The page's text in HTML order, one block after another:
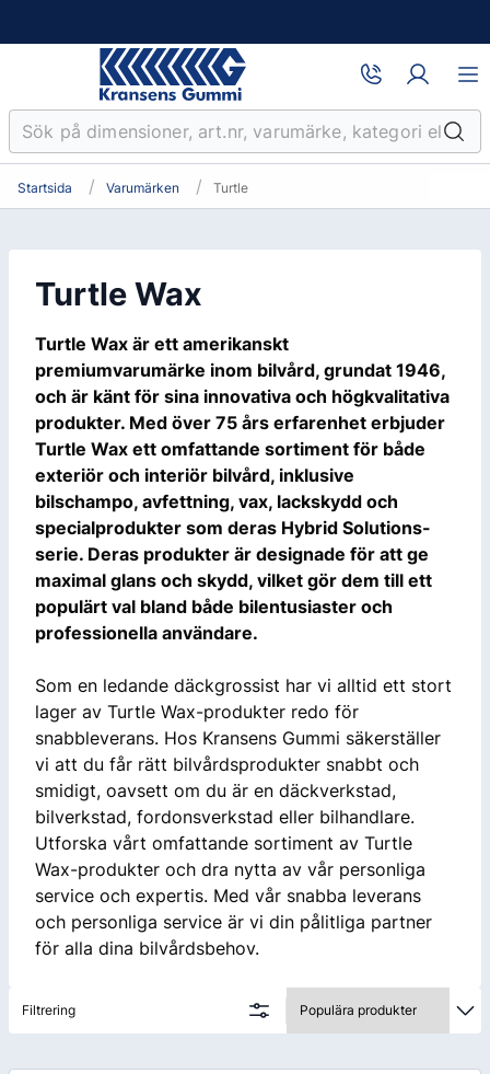
Startsida Varumärken Turtle
Turtle Wax
Turtle Wax är ett amerikanskt
premiumvarumärke inom bilvård, grundat 1946,
och är känt för sina innovativa och högkvalitativa
produkter. Med över 75 års erfarenhet erbjuder
Turtle Wax ett omfattande sortiment för både
exteriör och interiör bilvård, inklusive
bilschampo, avfettning, vax, lackskydd och
specialprodukter som deras Hybrid Solutions-
serie. Deras produkter är designade för att ge
maximal glans och skydd, vilket gör dem till ett
populärt val bland både bilentusiaster och
professionella användare.
Som en ledande däckgrossist har vi alltid ett stort
lager av Turtle Wax-produkter redo för
snabbleverans. Hos Kransens Gummi säkerställer
vi att du får rätt bilvårdsprodukter snabbt och
smidigt, oavsett om du är en däckverkstad,
bilverkstad, fordonsverkstad eller bilhandlare.
Utforska vårt omfattande sortiment av Turtle
Wax-produkter och dra nytta av vår personliga
service och expertis. Med vår snabba leverans
och personliga service är vi din pålitliga partner
för alla dina bilvårdsbehov.
Filtrering